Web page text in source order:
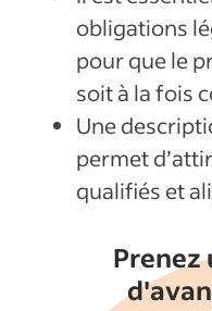
obligations
pour que le
soit à la fois
Une
permet
qualifiés et
Prenez